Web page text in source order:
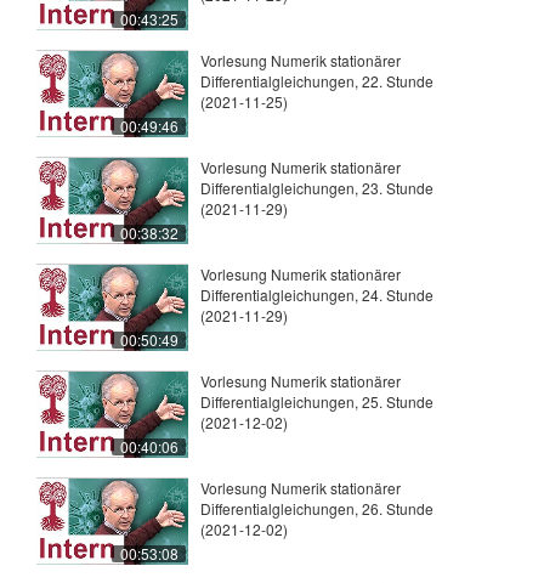
00:43:25
00:49:46
Vorlesung Numerik stationärer
Differentialgleichungen, 22. Stunde
(2021-11-25)
00:38:32
Vorlesung Numerik stationärer
Differentialgleichungen, 23. Stunde
(2021-11-29)
00:50:49
Vorlesung Numerik stationärer
Differentialgleichungen, 24. Stunde
(2021-11-29)
00:40:06
Vorlesung Numerik stationärer
Differentialgleichungen, 25. Stunde
(2021-12-02)
00:53:08
Vorlesung Numerik stationärer
Differentialgleichungen, 26. Stunde
(2021-12-02)